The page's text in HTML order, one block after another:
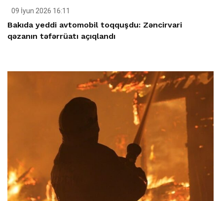
09 İyun 2026 16:11
Bakıda yeddi avtomobil toqquşdu: Zəncirvari
qəzanın təfərrüatı açıqlandı